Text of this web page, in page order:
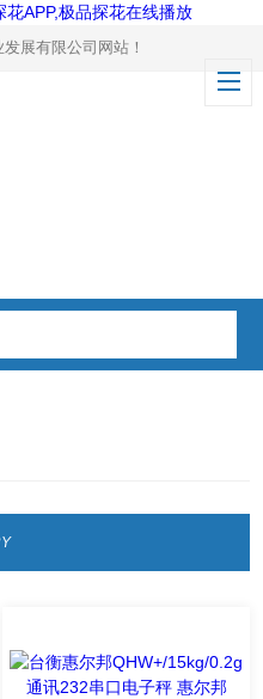
APP,极品探花在线播放
展有限公司网站！